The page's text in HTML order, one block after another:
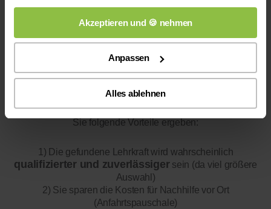
Akzeptieren und 🍪 nehmen
Anpassen
Alles ablehnen
Online-Unterricht
Bitte beachten Sie, dass wir fürOnline-Unterricht
200 bis 300 mal bessere Auswahl haben, wodurch sich für
Sie folgende Vorteile ergeben:
1) Die gefundene Lehrkraft wird wahrscheinlich
qualifizierter und zuverlässigersein (da viel größere
Auswahl)
2) Sie sparen die Kosten für Nachhilfe vor Ort
(Anfahrtspauschale)